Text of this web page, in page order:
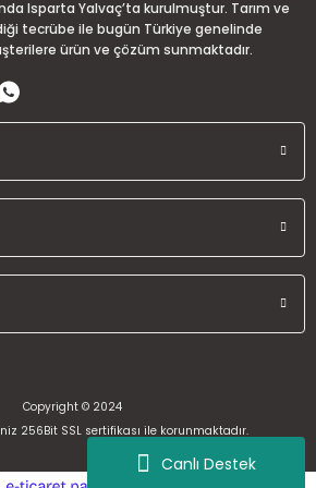
Canlı Destek
alternatifler olmalı.
Isparta Yalvaç’ta kurulmuştur. Tarım ve
tecrübe ile bugün Türkiye genelinde
ürün ve çözüm sunmaktadır.
Copyright © 2024
256Bit SSL sertifikası ile korunmaktadır.
ideasoft